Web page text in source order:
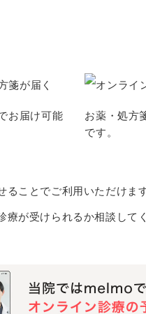
お届け可能
お薬・処方
です。
ことでご利用いただけます
が受けられるか相談してく